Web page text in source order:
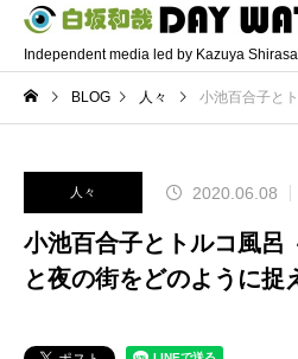
Independent media led by Kazuya
BLOG 人々 小池百合子とトルコ風呂
人々 2020.06.08
小池百合子とトルコ風呂
と夜の街をどのように捉